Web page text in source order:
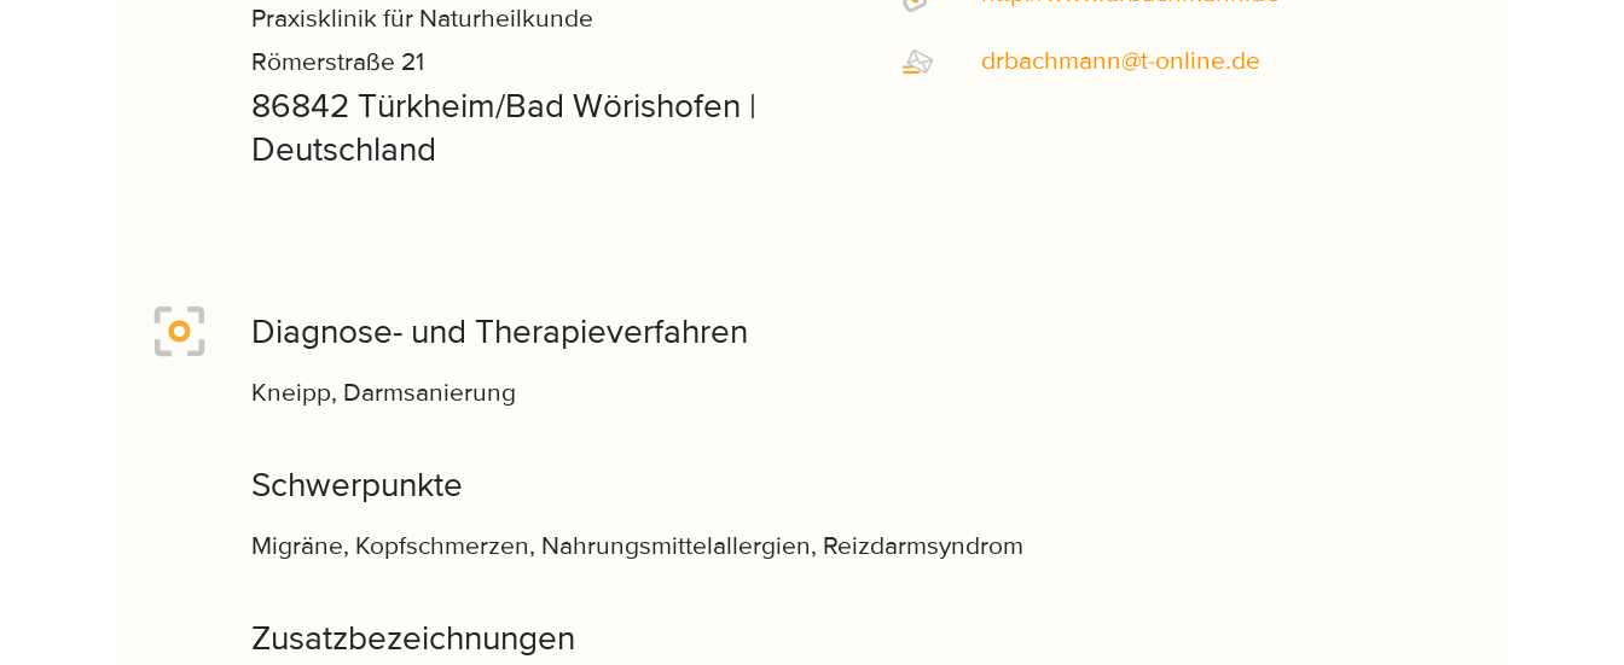
Praxisklinik für Naturheilkunde
Römerstraße 21
86842 Türkheim/Bad Wörishofen |
Deutschland
drbachmann@t-online.de
Diagnose- und Therapieverfahren
Kneipp, Darmsanierung
Schwerpunkte
Migräne, Kopfschmerzen, Nahrungsmittelallergien, Reizdarmsyndrom
Zusatzbezeichnungen